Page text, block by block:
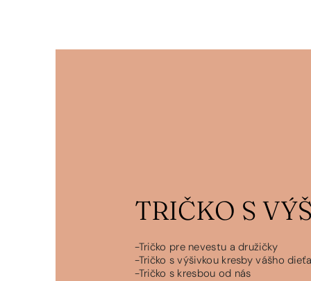
TRIČKO S
-Tričko pre nevestu a družičky
-Tričko s výšivkou kresby vášho
-Tričko s kresbou od nás